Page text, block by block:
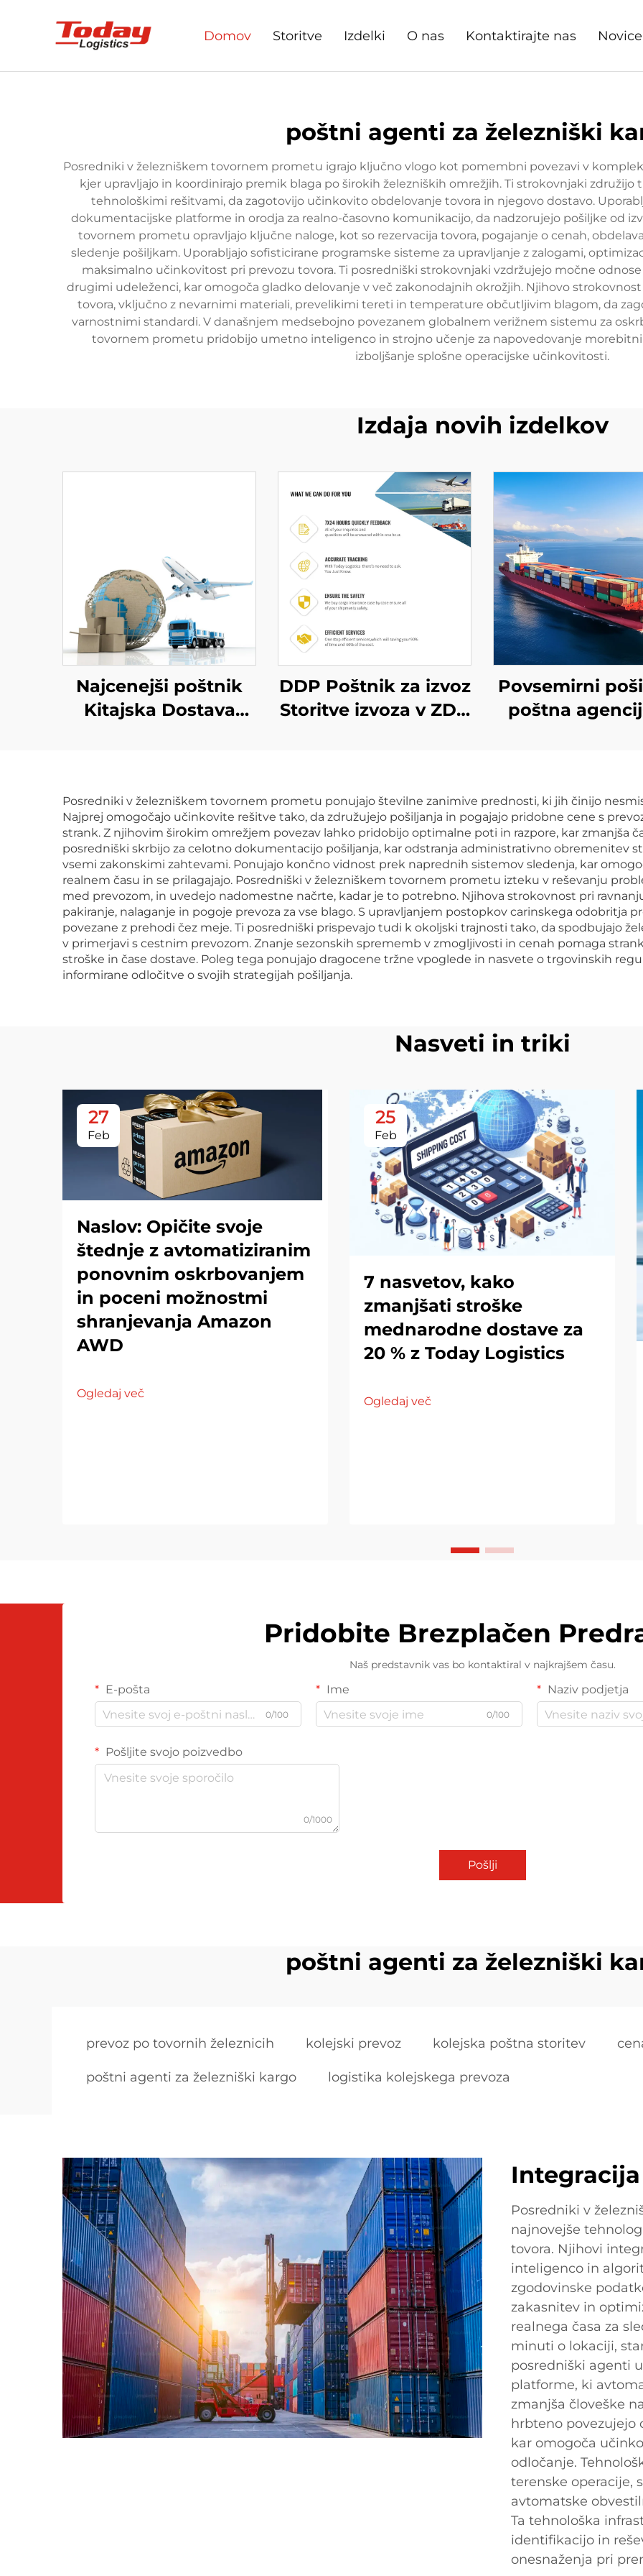
Domov Storitve Izdelki O nas Kontaktirajte nas Novice
poštni agenti za železniški
Posredniki v železniškem tovornem prometu igrajo ključno vlogo kot pomembni povezavi v
kjer upravljajo in koordinirajo premik blaga po širokih železniških omrežjih. Ti strokovnjaki
tehnološkimi rešitvami, da zagotovijo učinkovito obdelovanje tovora in njegovo dostavo.
dokumentacijske platforme in orodja za realno-časovno komunikacijo, da nadzorujejo pošiljke od
tovornem prometu opravljajo ključne naloge, kot so rezervacija tovora, pogajanje o cenah,
sledenje pošiljkam. Uporabljajo sofisticirane programske sisteme za upravljanje z zalogami,
maksimalno učinkovitost pri prevozu tovora. Ti posredniški strokovnjaki vzdržujejo močne
drugimi udeleženci, kar omogoča gladko delovanje v več zakonodajnih okrožjih. Njihovo
tovora, vključno z nevarnimi materiali, prevelikimi tereti in temperature občutljivim blagom, da
varnostnimi standardi. V današnjem medsebojno povezanem globalnem verižnem sistemu za
tovornem prometu pridobijo umetno inteligenco in strojno učenje za napovedovanje
izboljšanje splošne operacijske učinkovitosti.
Izdaja novih izdelkov
Najcenejši poštnik
Kitajska Dostava
Kitajske
DDP Poštnik za izvoz
Storitve izvoza v ZDA
vrata v vrata
Povsemirni
poštna
poceni
pošiljanje
Posredniki v železniškem tovornem prometu ponujajo številne zanimive prednosti, ki jih činijo
Najprej omogočajo učinkovite rešitve tako, da združujejo pošiljanja in pogajajo pridobne cene s
strank. Z njihovim širokim omrežjem povezav lahko pridobijo optimalne poti in razpore, kar zmanjša
posredniški skrbijo za celotno dokumentacijo pošiljanja, kar odstranja administrativno obremenitev
vsemi zakonskimi zahtevami. Ponujajo končno vidnost prek naprednih sistemov sledenja, kar
realnem času in se prilagajajo. Posredniški v železniškem tovornem prometu izteku v reševanju
med prevozom, in uvedejo nadomestne načrte, kadar je to potrebno. Njihova strokovnost pri
pakiranje, nalaganje in pogoje prevoza za vse blago. S upravljanjem postopkov carinskega odobritja
povezane z prehodi čez meje. Ti posredniški prispevajo tudi k okoljski trajnosti tako, da spodbujajo
v primerjavi s cestnim prevozom. Znanje sezonskih sprememb v zmogljivosti in cenah pomaga
stroške in čase dostave. Poleg tega ponujajo dragocene tržne vpoglede in nasvete o trgovinskih
informirane odločitve o svojih strategijah pošiljanja.
Nasveti in triki
27
Feb
Naslov: Opičite svoje
štednje z avtomatiziranim
ponovnim oskrbovanjem
in poceni možnostmi
shranjevanja Amazon
AWD
Ogledaj več
25
Feb
7 nasvetov, kako
zmanjšati stroške
mednarodne dostave za
20 % z Today Logistics
Ogledaj več
Pridobite Brezplačen
Naš predstavnik vas bo kontaktiral v najkrajšem času.
E-pošta
0/100
Ime
0/100
Naziv podjetja
Pošljite svojo poizvedbo
0/1000
Pošlji
poštni agenti za železniški
prevoz po tovornih železnicih kolejski prevoz kolejska poštna storitev
poštni agenti za železniški kargo logistika kolejskega prevoza
Posredniki v
najnovejše
tovora. Njihovi
inteligenco in
zgodovinske
zakasnitev in
realnega časa za
minuti o lokaciji,
posredniški agenti
platforme, ki
zmanjša človeške
hrbteno povezujejo
kar omogoča
odločanje.
terenske operacije,
avtomatske
Ta tehnološka
identifikacijo in
onesnaženja pri